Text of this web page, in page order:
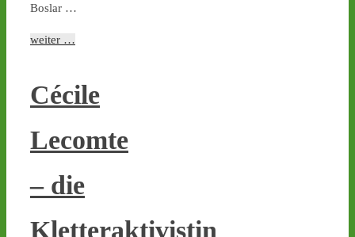
Boslar …
weiter …
Cécile
Lecomte
– die
Kletteraktivistin